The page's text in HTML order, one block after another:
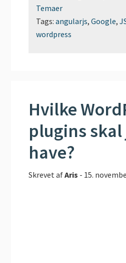
Temaer
Tags:angularjs,Google,
wordpress
Hvilke
plugins skal
have?
Skrevet afAris - 15.